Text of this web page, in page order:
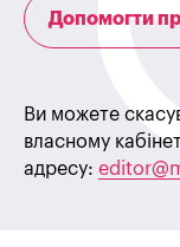
Допомогти
Ви можете
власному
адресу: